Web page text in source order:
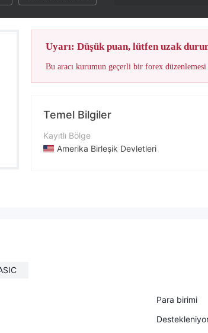
Uyarı: Düşük puan, lütfen uzak
Bu aracı kurumun geçerli bir forex
Temel Bilgiler
Kayıtlı Bölge
Amerika Birleşik Devletleri
Para birimi